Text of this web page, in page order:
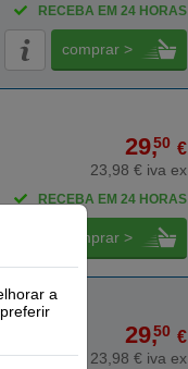
RECEBA EM 24 HORAS
comprar >
29,50 €
23,98 € iva ex
RECEBA EM 24 HORAS
comprar >
29,50 €
23,98 € iva ex
a